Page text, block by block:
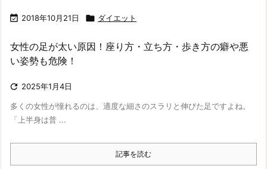
 2018年10月21日  ダイエット
女性の足が太い原因！座り方・立ち方・歩き方の癖や悪
い姿勢も危険！
 2025年1月4日
多くの女性が憧れるのは、適度な細さのスラリと伸びた足ですよね。
「上半身は普 ...
記事を読む